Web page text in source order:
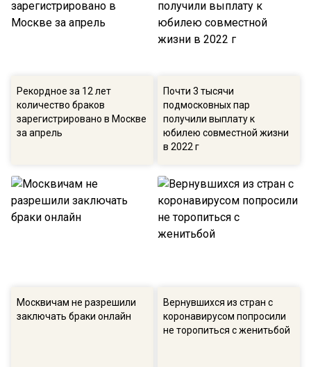
Рекордное за 12 лет
количество браков
зарегистрировано в Москве
за апрель
Почти 3 тысячи
подмосковных пар
получили выплату к
юбилею совместной жизни
в 2022 г
Москвичам не разрешили
заключать браки онлайн
Вернувшихся из стран с
коронавирусом попросили
не торопиться с женитьбой